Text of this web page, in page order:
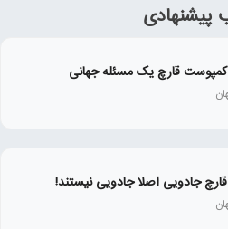
پیشنهادی
قارچ یک مسئله جهانی
جادویی اصلا جادویی نیستند!